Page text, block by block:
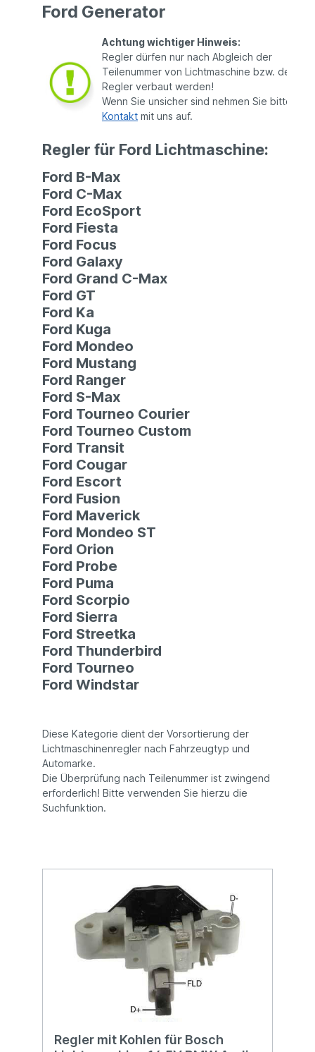
Ford Generator
Achtung wichtiger Hinweis:
Regler dürfen nur nach Abgleich der
Teilenummer von Lichtmaschine bzw. dem
Regler verbaut werden!
Wenn Sie unsicher sind nehmen Sie bitte
Kontakt mit uns auf.
Regler für Ford Lichtmaschine:
Ford B-Max
Ford C-Max
Ford EcoSport
Ford Fiesta
Ford Focus
Ford Galaxy
Ford Grand C-Max
Ford GT
Ford Ka
Ford Kuga
Ford Mondeo
Ford Mustang
Ford Ranger
Ford S-Max
Ford Tourneo Courier
Ford Tourneo Custom
Ford Transit
Ford Cougar
Ford Escort
Ford Fusion
Ford Maverick
Ford Mondeo ST
Ford Orion
Ford Probe
Ford Puma
Ford Scorpio
Ford Sierra
Ford Streetka
Ford Thunderbird
Ford Tourneo
Ford Windstar
Diese Kategorie dient der Vorsortierung der
Lichtmaschinenregler nach Fahrzeugtyp und
Automarke.
Die Überprüfung nach Teilenummer ist zwingend
erforderlich! Bitte verwenden Sie hierzu die
Suchfunktion.
Regler mit Kohlen für Bosch